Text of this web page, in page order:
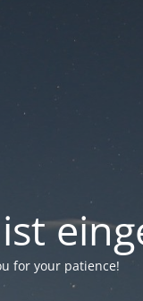
for your patience!